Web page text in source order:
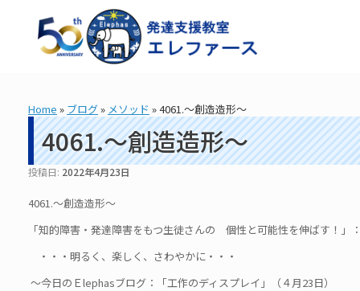
Home » ブログ» メソッド »4061.～創造造形～
4061.～創造造形～
投稿日: 2022年4月23日
4061.～創造造形～
「知的障害・発達障害をもつ生徒さんの 個性と可能性を伸ばす！」
・・・明るく、楽しく、さわやかに・・・
～今日のＥlephasブログ：「工作のディスプレイ」（４月23日）